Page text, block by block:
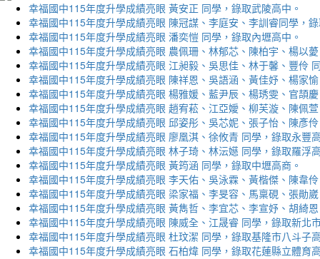
幸福國中115年度升學成績亮眼 黃安正 同學，錄取武陵高中。
幸福國中115年度升學成績亮眼 陳冠謀、李庭安、李訓睿同學，
幸福國中115年度升學成績亮眼 潘奕愷 同學，錄取內壢高中。
幸福國中115年度升學成績亮眼 農佩珊、林郁芯、陳柏宇、楊以
幸福國中115年度升學成績亮眼 江昶毅、吳思佳、林于馨、豐伶
幸福國中115年度升學成績亮眼 陳祥恩、吳語涵、黃佳妤、楊家
幸福國中115年度升學成績亮眼 楊雅媛、藍尹辰、楊琇雯、官頡
幸福國中115年度升學成績亮眼 趙宥菘、江亞嬡、柳芙漩、陳佩
幸福國中115年度升學成績亮眼 邱姿彤、吳芯妮、張子怡、陳彥
幸福國中115年度升學成績亮眼 廖凰淇、徐攸青 同學，錄取永豐
幸福國中115年度升學成績亮眼 林子琦、林沄嬨 同學，錄取羅浮
幸福國中115年度升學成績亮眼 黃筠涵 同學，錄取中壢高商。
幸福國中115年度升學成績亮眼 李天佑、吳泳霖、黃楷傑、陳韋
幸福國中115年度升學成績亮眼 梁家福、李旻容、馬稟硯、張勛
幸福國中115年度升學成績亮眼 黃雋哲、李宜芯、李宣妤、胡綺
幸福國中115年度升學成績亮眼 陳威全、江晟睿 同學，錄取新北
幸福國中115年度升學成績亮眼 杜玟潔 同學，錄取基隆市八斗子
幸福國中115年度升學成績亮眼 石柏煒 同學，錄取花蓮縣立體育